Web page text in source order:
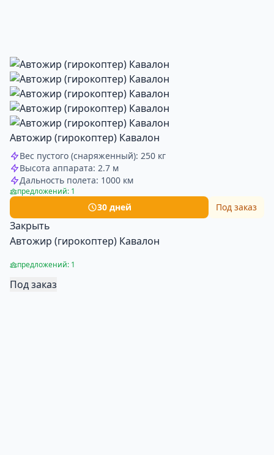
Автожир (гирокоптер) Кавалон
Вес пустого (снаряженный): 250 кг
Высота аппарата: 2.7 м
Дальность полета: 1000 км
предложений: 1
30 дней Под заказ
Закрыть
Автожир (гирокоптер) Кавалон
предложений: 1
Под заказ